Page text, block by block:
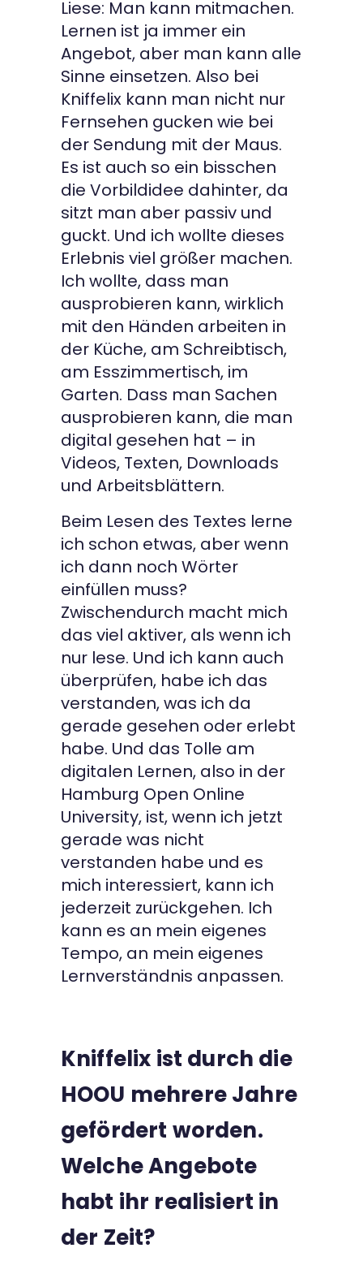
Liese: Man kann mitmachen.
Lernen ist ja immer ein
Angebot, aber man kann alle
Sinne einsetzen. Also bei
Kniffelix kann man nicht nur
Fernsehen gucken wie bei
der Sendung mit der Maus.
Es ist auch so ein bisschen
die Vorbildidee dahinter, da
sitzt man aber passiv und
guckt. Und ich wollte dieses
Erlebnis viel größer machen.
Ich wollte, dass man
ausprobieren kann, wirklich
mit den Händen arbeiten in
der Küche, am Schreibtisch,
am Esszimmertisch, im
Garten. Dass man Sachen
ausprobieren kann, die man
digital gesehen hat – in
Videos, Texten, Downloads
und Arbeitsblättern.
Beim Lesen des Textes lerne
ich schon etwas, aber wenn
ich dann noch Wörter
einfüllen muss?
Zwischendurch macht mich
das viel aktiver, als wenn ich
nur lese. Und ich kann auch
überprüfen, habe ich das
verstanden, was ich da
gerade gesehen oder erlebt
habe. Und das Tolle am
digitalen Lernen, also in der
Hamburg Open Online
University, ist, wenn ich jetzt
gerade was nicht
verstanden habe und es
mich interessiert, kann ich
jederzeit zurückgehen. Ich
kann es an mein eigenes
Tempo, an mein eigenes
Lernverständnis anpassen.
Kniffelix ist durch die
HOOU mehrere Jahre
gefördert worden.
Welche Angebote
habt ihr realisiert in
der Zeit?